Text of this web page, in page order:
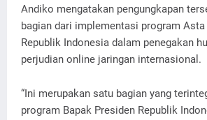
Andiko mengatakan pengungkapan
bagian dari implementasi program
Republik Indonesia dalam penegakan
perjudian online jaringan internasional.
“Ini merupakan satu bagian yang
program Bapak Presiden Republik